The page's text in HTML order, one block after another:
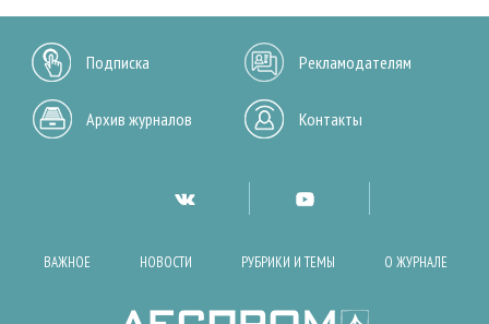
Подписка Рекламодателям
Архив журналов Контакты
ВАЖНОЕ НОВОСТИ РУБРИКИ И ТЕМЫ О ЖУРНАЛЕ